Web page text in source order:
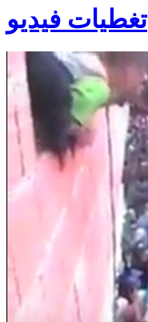
تغطيات فيديو